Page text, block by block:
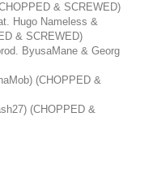
& SCREWED)
Hugo Nameless &
& SCREWED)
ByusaMane & Georg
(CHOPPED &
(CHOPPED &